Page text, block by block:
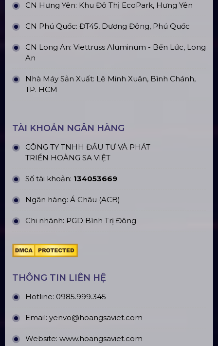
CN Hưng Yên: Khu Đô Thị EcoPark, Hưng Yên
CN Phú Quốc: ĐT45, Dương Đông, Phú Quốc
CN Long An: Viettruss Aluminum - Bến Lức, Long
An
Nhà Máy Sản Xuất: Lê Minh Xuân, Bình Chánh,
TP. HCM
TÀI KHOẢN NGÂN HÀNG
CÔNG TY TNHH ĐẦU TƯ VÀ PHÁT
TRIỂN HOÀNG SA VIỆT
Số tài khoản: 134053669
Ngân hàng: Á Châu (ACB)
Chi nhánh: PGD Bình Trị Đông
THÔNG TIN LIÊN HỆ
Hotline: 0985.999.345
Email: yenvo@hoangsaviet.com
Website: www.hoangsaviet.com